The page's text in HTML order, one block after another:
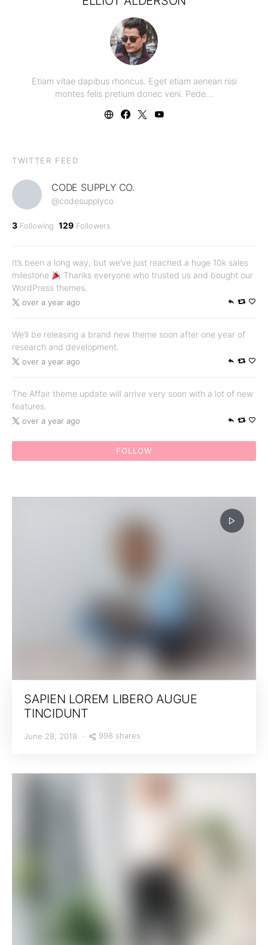
Etiam vitae dapibus rhoncus. Eget etiam aenean nisi
montes felis pretium donec veni. Pede…
TWITTER FEED
CODE SUPPLY CO.
@codesupplyco
3 Following 129 Followers
It’s been a long way, but we’ve just reached a huge 10k sales
milestone
Thanks everyone who trusted us and bought our
WordPress themes.
over a year ago
We’ll be releasing a brand new theme soon after one year of
research and development.
over a year ago
The Affair theme update will arrive very soon with a lot of new
features.
over a year ago
FOLLOW
SAPIEN LOREM LIBERO AUGUE
TINCIDUNT
June 28, 2018 998 shares